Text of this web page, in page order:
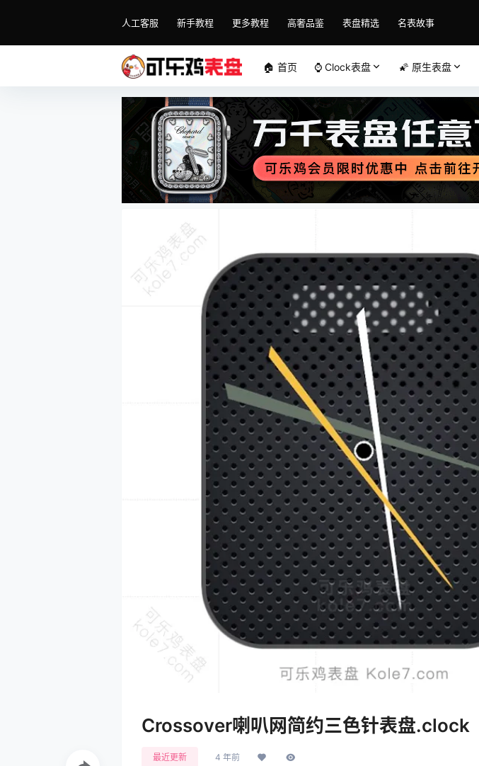
人工客服 新手教程 更多教程 高奢品鉴 表盘精选 名表故事
🏠 首页 ⌚️ Clock表盘 🌠 原生表盘
Crossover喇叭网简约三色针表盘.clock
最近更新 4 年前